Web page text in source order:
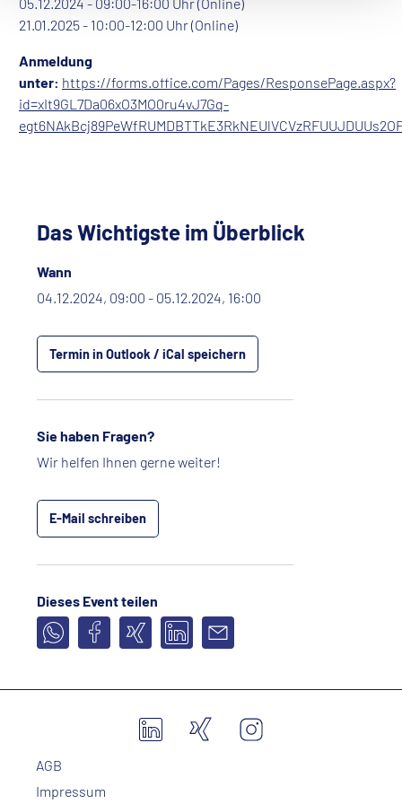
05.12.2024 - 09:00-16:00 Uhr (Online)
21.01.2025 - 10:00-12:00 Uhr (Online)
Anmeldung
unter: https://forms.office.com/Pages/ResponsePage.aspx?
id=xIt9GL7Da06xO3MO0ru4vJ7Gq-
Das Wichtigste im Überblick
Wann
04.12.2024, 09:00 - 05.12.2024, 16:00
Termin in Outlook / iCal speichern
Sie haben Fragen?
Wir helfen Ihnen gerne weiter!
E-Mail schreiben
Dieses Event teilen
AGB
Impressum